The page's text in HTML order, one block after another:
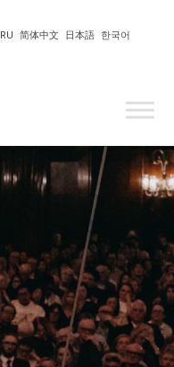
한국어
日本語
RU 简体中文